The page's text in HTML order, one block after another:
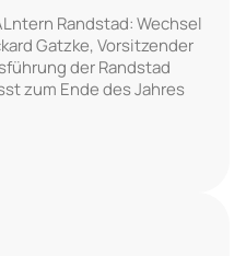
Randstad: Wechsel
Gatzke, Vorsitzender
der Randstad
zum Ende des Jahres